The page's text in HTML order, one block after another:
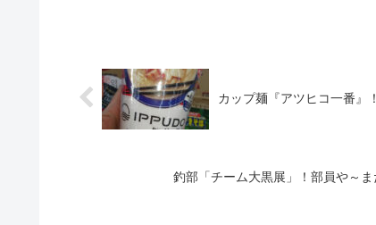
カップ麺『アツヒコ一番』！
釣部「チーム大黒展」！部員や